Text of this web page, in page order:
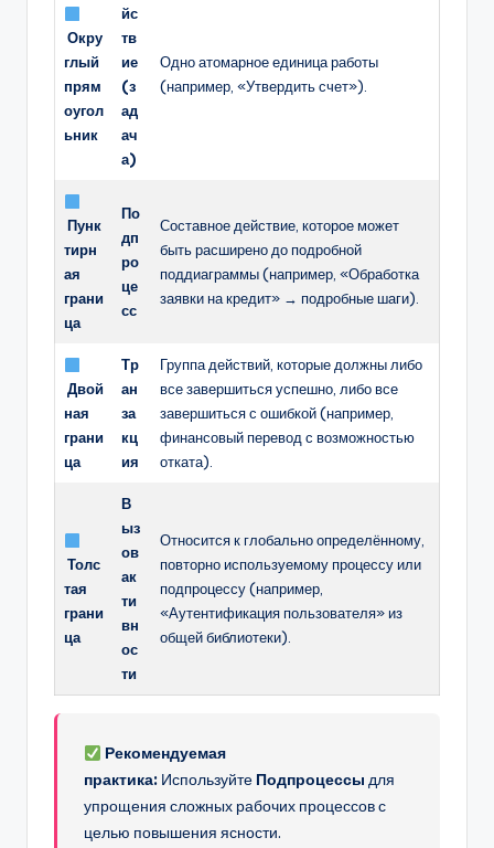
Окру
глый
прям
оугол
ьник
йс
тв
ие
(з
ад
ач
а)
Одно атомарное единица работы
(например, «Утвердить счет»).
Пунк
тирн
ая
грани
ца
По
дп
ро
це
сс
Составное действие, которое может
быть расширено до подробной
поддиаграммы (например, «Обработка
заявки на кредит» → подробные шаги).
Двой
ная
грани
ца
Тр
ан
за
кц
ия
Группа действий, которые должны либо
все завершиться успешно, либо все
завершиться с ошибкой (например,
финансовый перевод с возможностью
отката).
Толс
тая
грани
ца
В
ыз
ов
ак
ти
вн
ос
ти
Относится к глобально определённому,
повторно используемому процессу или
подпроцессу (например,
«Аутентификация пользователя» из
общей библиотеки).
Рекомендуемая
практика: Используйте Подпроцессы для
упрощения сложных рабочих процессов с
целью повышения ясности.